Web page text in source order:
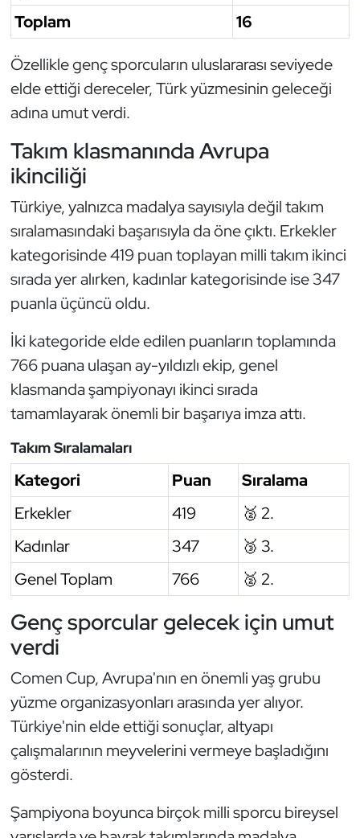
Toplam
16
Özellikle genç sporcuların uluslararası seviyede
elde ettiği dereceler, Türk yüzmesinin geleceği
adına umut verdi.
Takım klasmanında Avrupa
ikinciliği
Türkiye, yalnızca madalya sayısıyla değil takım
sıralamasındaki başarısıyla da öne çıktı. Erkekler
kategorisinde 419 puan toplayan milli takım ikinci
sırada yer alırken, kadınlar kategorisinde ise 347
puanla üçüncü oldu.
İki kategoride elde edilen puanların toplamında
766 puana ulaşan ay-yıldızlı ekip, genel
klasmanda şampiyonayı ikinci sırada
tamamlayarak önemli bir başarıya imza attı.
Takım Sıralamaları
Kategori Puan
Sıralama
Erkekler
419
🥈 2.
Kadınlar
347
🥉 3.
Genel Toplam
766 🥈 2.
Genç sporcular gelecek için umut
verdi
Comen Cup, Avrupa'nın en önemli yaş grubu
yüzme organizasyonları arasında yer alıyor.
Türkiye'nin elde ettiği sonuçlar, altyapı
çalışmalarının meyvelerini vermeye başladığını
gösterdi.
Şampiyona boyunca birçok milli sporcu bireysel
Muay Thai
Okçuluk
Optimist
Oryantiring
Özel Sporcular
Paralimpik
Ragbi
Satranç
Su Topu
Sualtı Sporları
Tekvando
Tenis
Triatlon
Voleybol
Vücut Geliştirme Fitness
Wushu Kungfu
Yelken
Yüzme